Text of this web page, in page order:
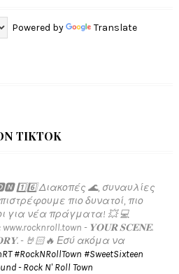
Powered by Translate
TIKTOK
Διακοπές 🌊, συναυλίες
πιο δυνατοί, πιο
για νέα πράγματα! 💥 💻
- 𝐘𝐎𝐔𝐑 𝐒𝐂𝐄𝐍𝐄.
- 🤘🏻🔥 Εσύ ακόμα να
#RockNRollTown #SweetSixteen
- Rock N' Roll Town